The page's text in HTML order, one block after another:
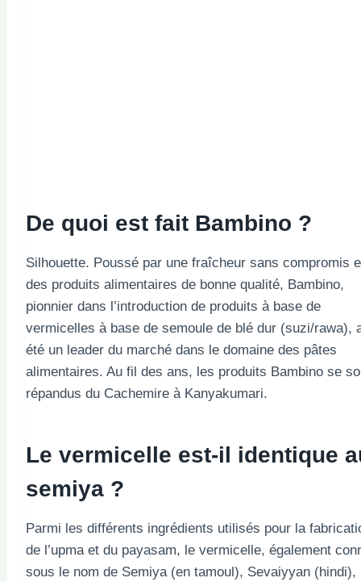
De quoi est fait Bambino ?
Silhouette. Poussé par une fraîcheur sans compromis
des produits alimentaires de bonne qualité, Bambino,
pionnier dans l’introduction de produits à base de
vermicelles à base de semoule de blé dur (suzi/rawa),
été un leader du marché dans le domaine des pâtes
alimentaires. Au fil des ans, les produits Bambino se
répandus du Cachemire à Kanyakumari.
Le vermicelle est-il identique
semiya ?
Parmi les différents ingrédients utilisés pour la
de l’upma et du payasam, le vermicelle, également
sous le nom de Semiya (en tamoul), Sevaiyyan (hindi),